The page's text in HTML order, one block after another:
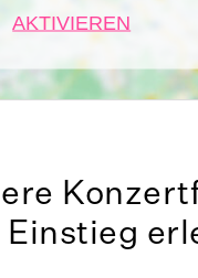
AKTIVIEREN
Einstieg